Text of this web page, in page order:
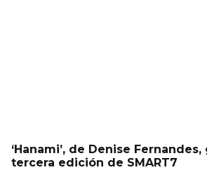
‘Hanami’, de Denise
tercera edición de SMART7